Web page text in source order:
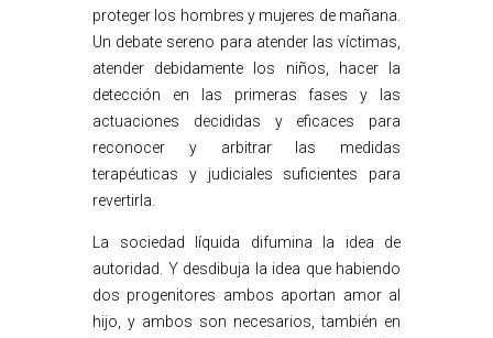
proteger los hombres y mujeres de mañana.
Un debate sereno para atender las víctimas,
atender debidamente los niños, hacer la
detección en las primeras fases y las
actuaciones decididas y eficaces para
reconocer y arbitrar las medidas
terapéuticas y judiciales suficientes para
revertirla.
La sociedad líquida difumina la idea de
autoridad. Y desdibuja la idea que habiendo
dos progenitores ambos aportan amor al
hijo, y ambos son necesarios, también en